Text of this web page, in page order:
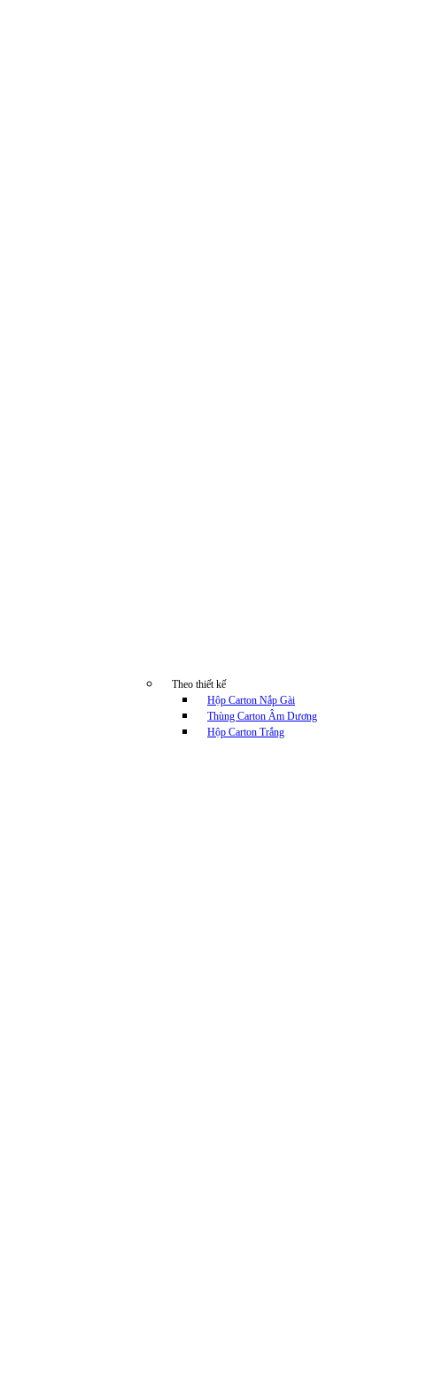
Theo thiết kế
Hộp Carton Nắp Gài
Thùng Carton Âm Dương
Hộp Carton Trắng